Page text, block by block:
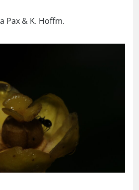
Pax & K. Hoffm.